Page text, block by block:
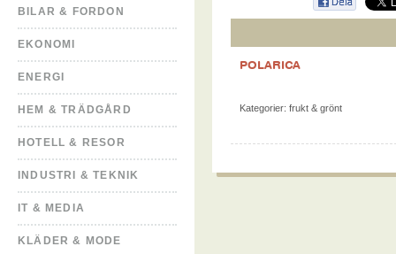
BILAR & FORDON
EKONOMI
ENERGI
HEM & TRÄDGÅRD
HOTELL & RESOR
INDUSTRI & TEKNIK
IT & MEDIA
KLÄDER & MODE
POLARICA
Kategorier: frukt & grönt